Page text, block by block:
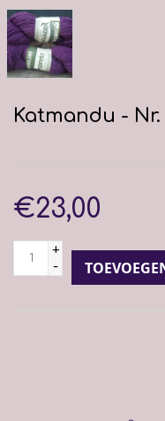
Katmandu -
€23,00
+
-